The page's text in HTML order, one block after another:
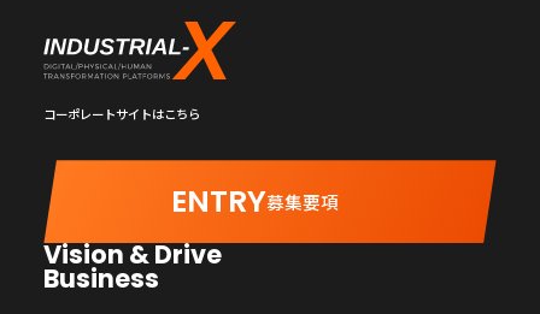
コーポレートサイトはこちら
ENTRY募集要項
Vision & Drive
Business